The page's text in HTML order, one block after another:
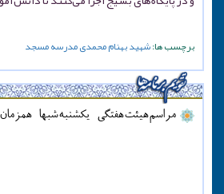
برچسب ها:شهیدبهنام محمدیمدرسهمسجد